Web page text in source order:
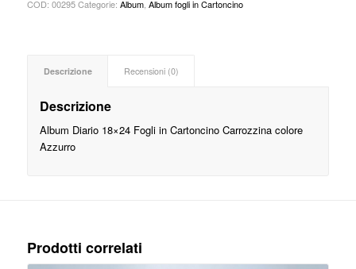
COD: 00295 Categorie: Album, Album fogli in Cartoncino
Descrizione Recensioni (0)
Descrizione
Album Diario 18×24 Fogli in Cartoncino Carrozzina colore
Azzurro
Prodotti correlati